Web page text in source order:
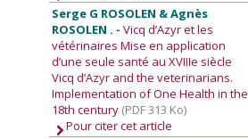
Serge G ROSOLEN & Agnès
ROSOLEN . -Vicq d’Azyr et les
vétérinaires Mise en application
d’une seule santé au XVIIIe siècle
Vicq d’Azyr and the veterinarians.
Implementation of One Health in the
18th century (PDF 313 Ko)
Pour citer cet article